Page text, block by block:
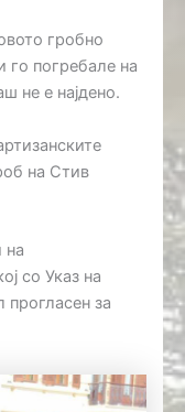
гробно
го погребале на
не е најдено.
на Стив
на
со Указ на
за